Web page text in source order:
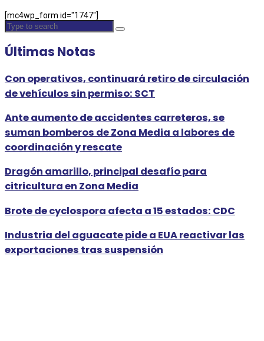
[mc4wp_form id="1747"]
Últimas Notas
Con operativos, continuará retiro de circulación
de vehículos sin permiso: SCT
Ante aumento de accidentes carreteros, se
suman bomberos de Zona Media a labores de
coordinación y rescate
Dragón amarillo, principal desafío para
citricultura en Zona Media
Brote de cyclospora afecta a 15 estados: CDC
Industria del aguacate pide a EUA reactivar las
exportaciones tras suspensión